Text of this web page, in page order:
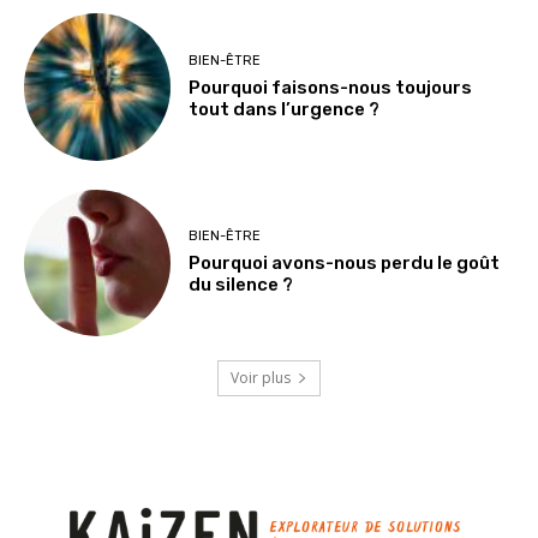
BIEN-ÊTRE
Pourquoi faisons-nous toujours
tout dans l’urgence ?
BIEN-ÊTRE
Pourquoi avons-nous perdu le goût
du silence ?
Voir plus